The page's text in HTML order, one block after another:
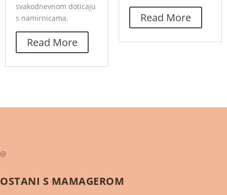
svakodnevnom doticaju
s namirnicama.
Read More
Read More
@
OSTANI S MAMAGEROM